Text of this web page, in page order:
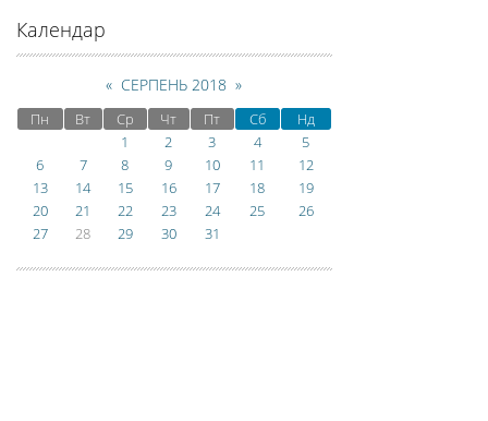
Календар
« СЕРПЕНЬ 2018 »
Пн Вт Ср Чт Пт Сб
Нд
1
2 3 4
5
6
7 8 9 10 11
12
13
14 15 16 17 18
19
20
21 22 23 24 25
26
27
28 29 30 31